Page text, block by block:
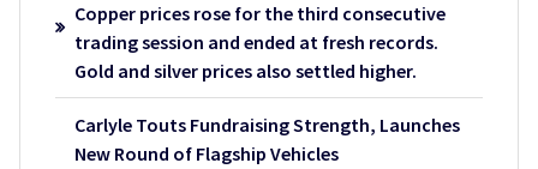
Copper prices rose for the third consecutive
trading session and ended at fresh records.
Gold and silver prices also settled higher.
Carlyle Touts Fundraising Strength, Launches
New Round of Flagship Vehicles